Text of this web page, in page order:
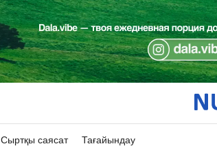
Сыртқы саясат Тағайындау